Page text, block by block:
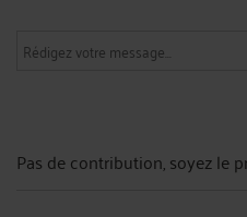
Pas de contribution, soyez le